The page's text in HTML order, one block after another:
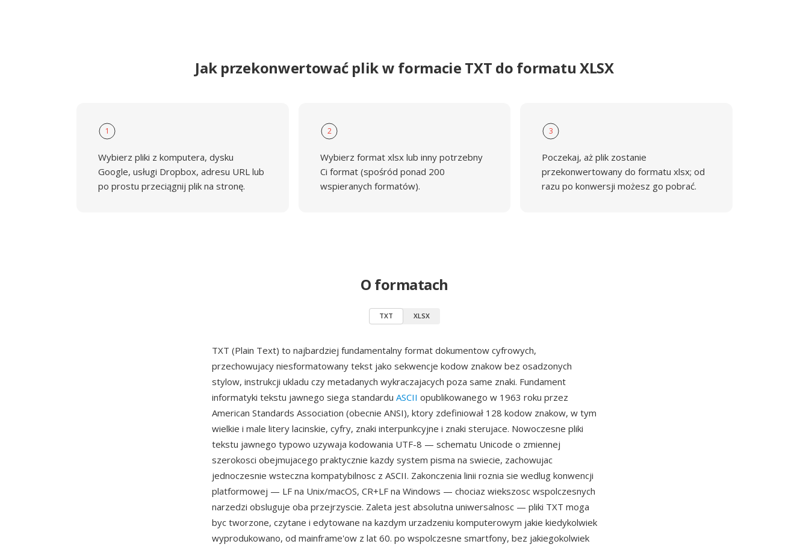
Jak przekonwertować plik w formacie TXT do formatu XLSX
1
Wybierz pliki z komputera, dysku
Google, usługi Dropbox, adresu URL lub
po prostu przeciągnij plik na stronę.
2
Wybierz format xlsx lub inny potrzebny
Ci format (spośród ponad 200
wspieranych formatów).
3
Poczekaj, aż plik zostanie
przekonwertowany do formatu xlsx; od
razu po konwersji możesz go pobrać.
O formatach
TXT XLSX
TXT (Plain Text) to najbardziej fundamentalny format dokumentow cyfrowych,
przechowujacy niesformatowany tekst jako sekwencje kodow znakow bez osadzonych
stylow, instrukcji ukladu czy metadanych wykraczajacych poza same znaki. Fundament
informatyki tekstu jawnego siega standardu ASCII opublikowanego w 1963 roku przez
American Standards Association (obecnie ANSI), ktory zdefiniował 128 kodow znakow, w tym
wielkie i male litery lacinskie, cyfry, znaki interpunkcyjne i znaki sterujace. Nowoczesne pliki
tekstu jawnego typowo uzywaja kodowania UTF-8 — schematu Unicode o zmiennej
szerokosci obejmujacego praktycznie kazdy system pisma na swiecie, zachowujac
jednoczesnie wsteczna kompatybilnosc z ASCII. Zakonczenia linii roznia sie wedlug konwencji
platformowej — LF na Unix/macOS, CR+LF na Windows — chociaz wiekszosc wspolczesnych
narzedzi obsluguje oba przejrzyscie. Zaleta jest absolutna uniwersalnosc — pliki TXT moga
byc tworzone, czytane i edytowane na kazdym urzadzeniu komputerowym jakie kiedykolwiek
wyprodukowano, od mainframe'ow z lat 60. po wspolczesne smartfony, bez jakiegokolwiek